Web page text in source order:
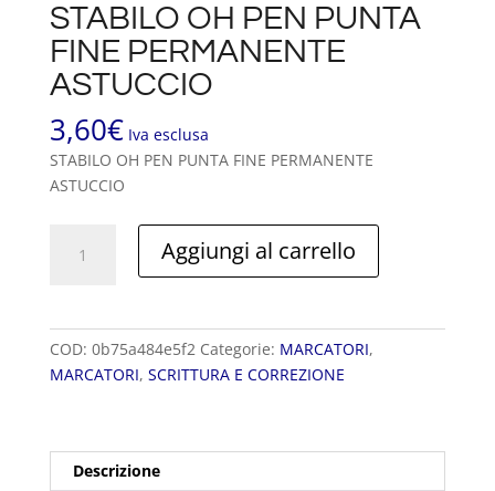
STABILO OH PEN PUNTA
FINE PERMANENTE
ASTUCCIO
3,60€ Iva esclusa
STABILO OH PEN PUNTA FINE PERMANENTE
ASTUCCIO
Aggiungi al carrello
COD: 0b75a484e5f2 Categorie: MARCATORI,
MARCATORI, SCRITTURA E CORREZIONE
Descrizione